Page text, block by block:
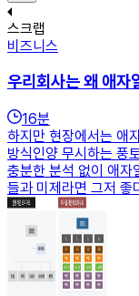
스크랩
비즈니스
우리회사는 왜 애자
16분
하지만 현장에서는 애
방식인양 무시하는 풍
충분한 분석 없이 애자
들과 미제라면 그저 좋